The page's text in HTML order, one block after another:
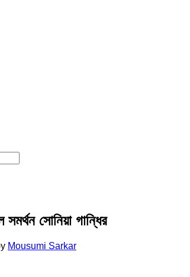
সমর্থন সোনিয়া গান্ধির
Mousumi Sarkar